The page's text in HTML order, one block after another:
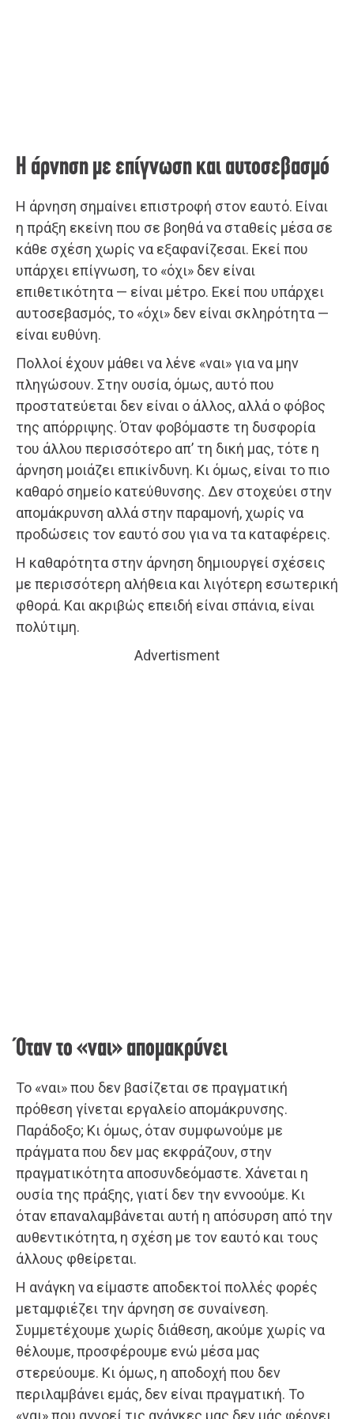
Η άρνηση με επίγνωση και αυτοσεβασμό
Η άρνηση σημαίνει επιστροφή στον εαυτό. Είναι
η πράξη εκείνη που σε βοηθά να σταθείς μέσα σε
κάθε σχέση χωρίς να εξαφανίζεσαι. Εκεί που
υπάρχει επίγνωση, το «όχι» δεν είναι
επιθετικότητα — είναι μέτρο. Εκεί που υπάρχει
αυτοσεβασμός, το «όχι» δεν είναι σκληρότητα —
είναι ευθύνη.
Πολλοί έχουν μάθει να λένε «ναι» για να μην
πληγώσουν. Στην ουσία, όμως, αυτό που
προστατεύεται δεν είναι ο άλλος, αλλά ο φόβος
της απόρριψης. Όταν φοβόμαστε τη δυσφορία
του άλλου περισσότερο απ’ τη δική μας, τότε η
άρνηση μοιάζει επικίνδυνη. Κι όμως, είναι το πιο
καθαρό σημείο κατεύθυνσης. Δεν στοχεύει στην
απομάκρυνση αλλά στην παραμονή, χωρίς να
προδώσεις τον εαυτό σου για να τα καταφέρεις.
Η καθαρότητα στην άρνηση δημιουργεί σχέσεις
με περισσότερη αλήθεια και λιγότερη εσωτερική
φθορά. Και ακριβώς επειδή είναι σπάνια, είναι
πολύτιμη.
Advertisment
Όταν το «ναι» απομακρύνει
Το «ναι» που δεν βασίζεται σε πραγματική
πρόθεση γίνεται εργαλείο απομάκρυνσης.
Παράδοξο; Κι όμως, όταν συμφωνούμε με
πράγματα που δεν μας εκφράζουν, στην
πραγματικότητα αποσυνδεόμαστε. Χάνεται η
ουσία της πράξης, γιατί δεν την εννοούμε. Κι
όταν επαναλαμβάνεται αυτή η απόσυρση από την
αυθεντικότητα, η σχέση με τον εαυτό και τους
άλλους φθείρεται.
Η ανάγκη να είμαστε αποδεκτοί πολλές φορές
μεταμφιέζει την άρνηση σε συναίνεση.
Συμμετέχουμε χωρίς διάθεση, ακούμε χωρίς να
θέλουμε, προσφέρουμε ενώ μέσα μας
στερεύουμε. Κι όμως, η αποδοχή που δεν
περιλαμβάνει εμάς, δεν είναι πραγματική. Το
«ναι» που αγνοεί τις ανάγκες μας δεν μάς φέρνει